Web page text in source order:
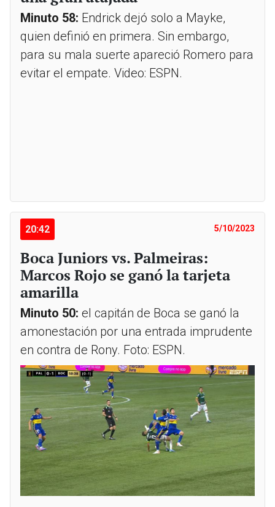
Minuto 58: Endrick dejó solo a Mayke,
quien definió en primera. Sin embargo,
para su mala suerte apareció Romero para
evitar el empate. Video: ESPN.
20:42 5/10/2023
Boca Juniors vs. Palmeiras:
Marcos Rojo se ganó la tarjeta
amarilla
Minuto 50: el capitán de Boca se ganó la
amonestación por una entrada imprudente
en contra de Rony. Foto: ESPN.